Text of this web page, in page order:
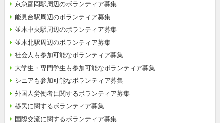
京急富岡駅周辺のボランティア募集
能見台駅周辺のボランティア募集
並木中央駅周辺のボランティア募集
並木北駅周辺のボランティア募集
社会人も参加可能なボランティア募集
大学生・専門学生も参加可能なボランティア募集
シニアも参加可能なボランティア募集
外国人労働者に関するボランティア募集
移民に関するボランティア募集
国際交流に関するボランティア募集